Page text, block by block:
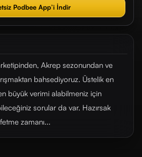
Podbee App’i İndir
Akrep sezonundan ve
bahsediyoruz. Üstelik en
büyük verimi alabilmeniz için
sorular da var. Hazırsak
zamanı...